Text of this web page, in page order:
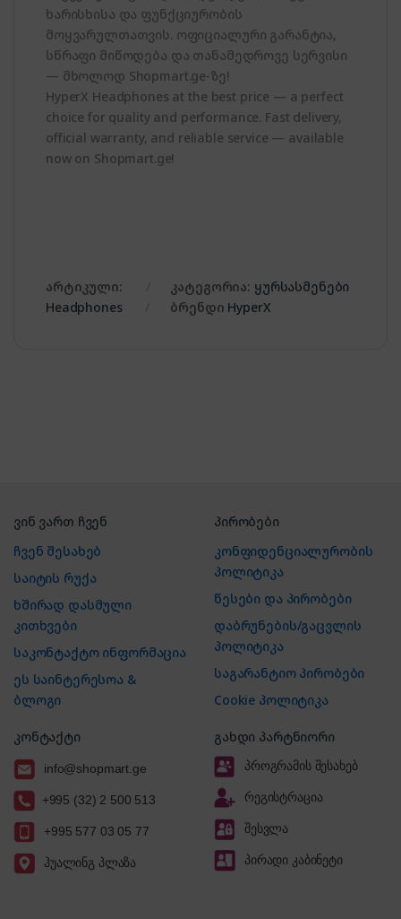
ხარისხისა და ფუნქციურობის
მოყვარულთათვის. ოფიციალური გარანტია,
სწრაფი მიწოდება და თანამედროვე სერვისი
— მხოლოდ Shopmart.ge-ზე!
HyperX Headphones at the best price — a perfect
choice for quality and performance. Fast delivery,
official warranty, and reliable service — available
now on Shopmart.ge!
არტიკული: კატეგორია: ყურსასმენები
Headphones
ბრენდი HyperX
ვინ ვართ ჩვენ
ჩვენ შესახებ
საიტის რუქა
ხშირად დასმული
კითხვები
საკონტაქტო ინფორმაცია
ეს საინტერესოა &
ბლოგი
პირობები
კონფიდენციალურობის
პოლიტიკა
წესები და პირობები
დაბრუნების/გაცვლის
პოლიტიკა
საგარანტიო პირობები
Cookie პოლიტიკა
კონტაქტი
info@shopmart.ge
+995 (32) 2 500 513
+995 577 03 05 77
ჰუალინგ პლაზა
გახდი პარტნიორი
პროგრამის შესახებ
რეგისტრაცია
შესვლა
პირადი კაბინეტი